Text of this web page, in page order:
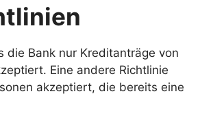
die Bank nur Kreditanträge von
Eine andere Richtlinie
akzeptiert, die bereits eine